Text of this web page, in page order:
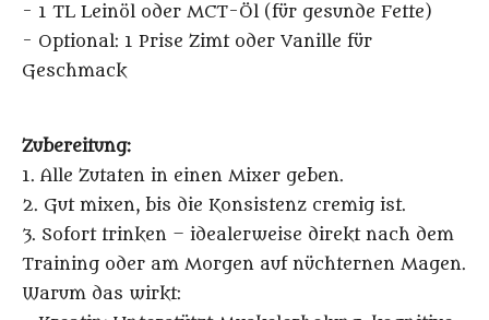
- 1 TL Leinöl oder MCT-Öl (für gesunde Fette)
- Optional: 1 Prise Zimt oder Vanille für
Geschmack
Zubereitung:
1. Alle Zutaten in einen Mixer geben.
2. Gut mixen, bis die Konsistenz cremig ist.
3. Sofort trinken – idealerweise direkt nach dem
Training oder am Morgen auf nüchternen Magen.
Warum das wirkt: